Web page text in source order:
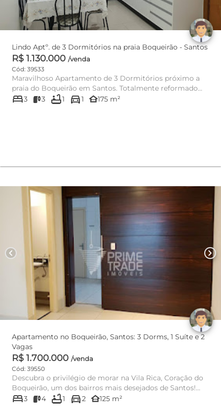
Lindo Aptº. de 3 Dormitórios na praia Boqueirão - Santos
R$ 1.130.000 /venda
Cód: 39533
Maravilhoso Apartamento de 3 Dormitórios próximo a
praia do Boqueirão em Santos. Totalmente reformado
175 m² Suíte S...
bed3 3 bathtub1 directions_car1 other_houses175 m²
chevron_left chevron_right
Apartamento no Boqueirão, Santos: 3 Dorms, 1 Suíte e 2
Vagas
R$ 1.700.000 /venda
Cód: 39550
Descubra o privilégio de morar na Vila Rica, Coração do
Boqueirão, um dos bairros mais desejados de Santos!
Este ap...
bed3 4 bathtub1 directions_car2 other_houses125 m²